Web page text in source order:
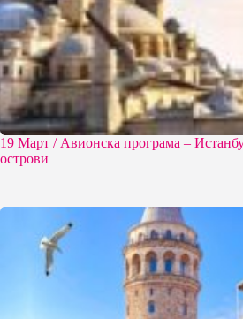
19 Март / Aвионска програма –
острови